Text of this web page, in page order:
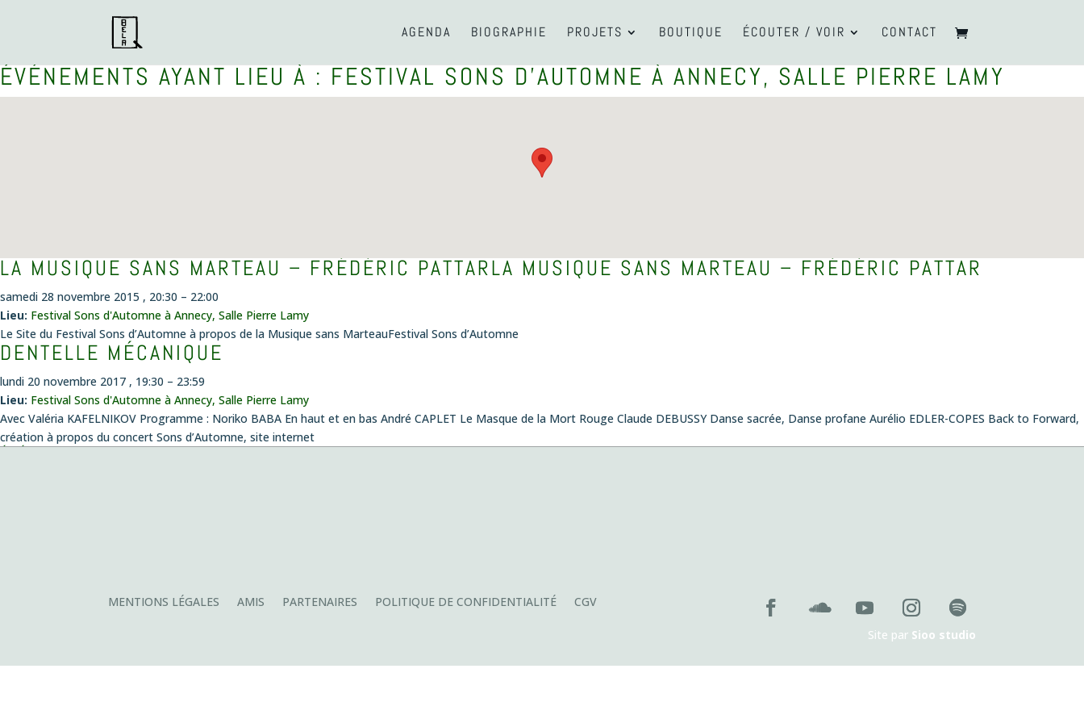
AGENDA BIOGRAPHIE PROJETS BOUTIQUE ÉCOUTER / VOIR CONTACT
ÉVÉNEMENTS AYANT LIEU À : FESTIVAL SONS D'AUTOMNE À ANNECY, SALLE PIERRE LAMY
LA MUSIQUE SANS MARTEAU – FRÉDÉRIC PATTARLA MUSIQUE SANS MARTEAU – FRÉDÉRIC PATTAR
samedi 28 novembre 2015 , 20:30 – 22:00
Lieu: Festival Sons d'Automne à Annecy, Salle Pierre Lamy
Le Site du Festival Sons d’Automne à propos de la Musique sans MarteauFestival Sons d’Automne
DENTELLE MÉCANIQUE
lundi 20 novembre 2017 , 19:30 – 23:59
Lieu: Festival Sons d'Automne à Annecy, Salle Pierre Lamy
Avec Valéria KAFELNIKOV Programme : Noriko BABA En haut et en bas André CAPLET Le Masque de la Mort Rouge Claude DEBUSSY Danse sacrée, Danse profane Aurélio EDLER-COPES Back to Forward,
création à propos du concert Sons d’Automne, site internet
ÉVÉNEMENTS
MENTIONS LÉGALES
AMIS PARTENAIRES POLITIQUE DE CONFIDENTIALITÉ CGV
Site par Sioo studio